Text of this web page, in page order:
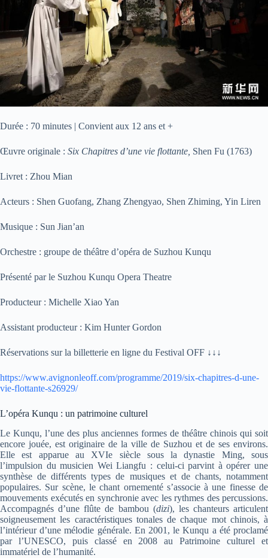
Durée : 70 minutes | Convient aux 12 ans et +
Œuvre originale : Six Chapitres d’une vie flottante, Shen Fu (1763)
Livret : Zhou Mian
Acteurs : Shen Guofang, Zhang Zhengyao, Shen Zhiming, Yin Liren
Musique : Sun Jian’an
Orchestre : groupe de théâtre d’opéra de Suzhou Kunqu
Présenté par le Suzhou Kunqu Opera Theatre
Producteur : Michelle Xiao Yan
Assistant producteur : Kim Hunter Gordon
Réservations sur la billetterie en ligne du Festival OFF ↓↓↓
https://www.avignonleoff.com/programme/2019/six-chapitres-d-une-
vie-flottante-s26929/
L’opéra Kunqu : un patrimoine culturel
Le Kunqu, l’une des plus anciennes formes de théâtre chinois qui soit
encore jouée, est originaire de la ville de Suzhou et de ses environs.
Elle est apparue au XVIe siècle sous la dynastie Ming, sous
l’impulsion du musicien Wei Liangfu : celui-ci parvint à opérer une
synthèse de différents types de musiques et de chants, notamment
populaires. Sur scène, le chant ornementé s’associe à une finesse de
mouvements exécutés en synchronie avec les rythmes des percussions.
Accompagnés d’une flûte de bambou (dizi), les chanteurs articulent
soigneusement les caractéristiques tonales de chaque mot chinois, à
l’intérieur d’une mélodie générale. En 2001, le Kunqu a été proclamé
par l’UNESCO, puis classé en 2008 au Patrimoine culturel et
immatériel de l’humanité.